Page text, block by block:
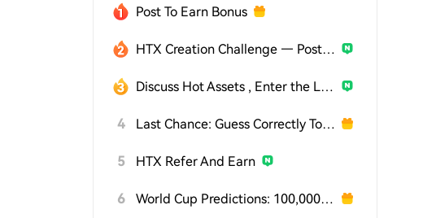
Post To Earn Bonus
HTX Creation Challenge — Post and Win 1,500U
Discuss Hot Assets , Enter the Lucky Draw
4 Last Chance: Guess Correctly Today and Win More
5 HTX Refer And Earn
6 World Cup Predictions: 100,000 USDT Daily